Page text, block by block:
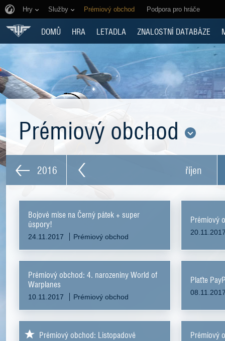
Hry Služby Prémiový obchod Podpora pro hráče
DOMŮ HRA LETADLA ZNALOSTNÍ DATABÁZE
Prémiový obchod
2016 říjen
Bojové mise na Černý pátek + super
úspory!
24.11.2017 Prémiový obchod
Prémiový
Prémiový obchod: 4. narozeniny World of
Warplanes
10.11.2017 Prémiový obchod
Plaťte
Prémiový obchod: Listopadové
Prémiový